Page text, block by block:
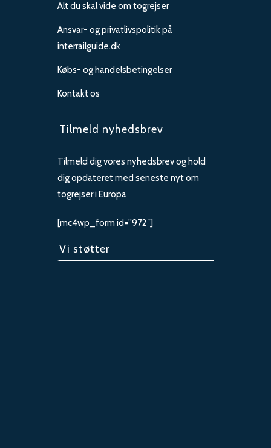
Alt du skal vide om togrejser
Ansvar- og privatlivspolitik på
interrailguide.dk
Købs- og handelsbetingelser
Kontakt os
Tilmeld nyhedsbrev
Tilmeld dig vores nyhedsbrev og hold
dig opdateret med seneste nyt om
togrejser i Europa
[mc4wp_form id=”972″]
Vi støtter